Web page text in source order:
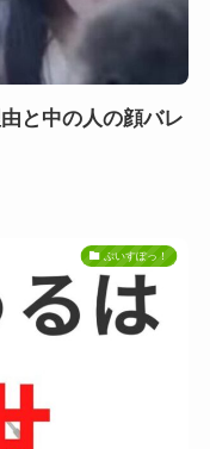
と中の人の顔バレ
ぶいすぽっ！